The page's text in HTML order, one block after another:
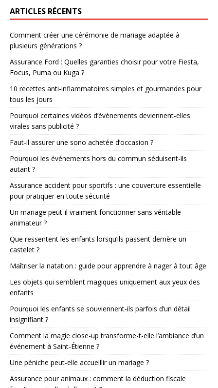
ARTICLES RÉCENTS
Comment créer une cérémonie de mariage adaptée à
plusieurs générations ?
Assurance Ford : Quelles garanties choisir pour votre Fiesta,
Focus, Puma ou Kuga ?
10 recettes anti-inflammatoires simples et gourmandes pour
tous les jours
Pourquoi certaines vidéos d’événements deviennent-elles
virales sans publicité ?
Faut-il assurer une sono achetée d’occasion ?
Pourquoi les événements hors du commun séduisent-ils
autant ?
Assurance accident pour sportifs : une couverture essentielle
pour pratiquer en toute sécurité
Un mariage peut-il vraiment fonctionner sans véritable
animateur ?
Que ressentent les enfants lorsqu’ils passent derrière un
castelet ?
Maîtriser la natation : guide pour apprendre à nager à tout âge
Les objets qui semblent magiques uniquement aux yeux des
enfants
Pourquoi les enfants se souviennent-ils parfois d’un détail
insignifiant ?
Comment la magie close-up transforme-t-elle l’ambiance d’un
événement à Saint-Étienne ?
Une péniche peut-elle accueillir un mariage ?
Assurance pour animaux : comment la déduction fiscale